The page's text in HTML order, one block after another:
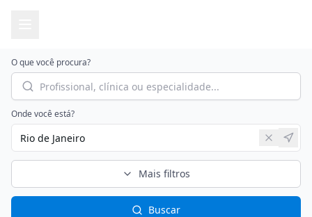
O que você procura?
Onde você está?
Mais filtros
Buscar